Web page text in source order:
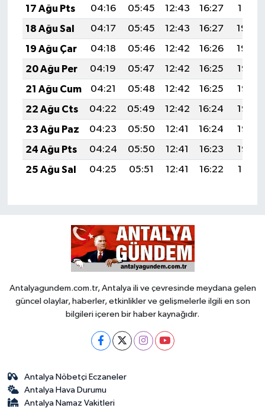
17 Ağu Pts
04:16 05:45 12:43 16:27
19:31
18 Ağu Sal
04:17 05:45 12:43 16:27
19:30
19 Ağu Çar
04:18 05:46 12:42 16:26
19:29
20 Ağu Per
04:19 05:47 12:42 16:25
19:27
21 Ağu Cum
04:21 05:48 12:42 16:25
19:26
22 Ağu Cts
04:22 05:49 12:42 16:24
19:25
23 Ağu Paz
04:23 05:50 12:41 16:24
19:23
24 Ağu Pts
04:24 05:50 12:41 16:23
19:22
25 Ağu Sal
04:25 05:51 12:41 16:22 19:21
Antalyagundem.com.tr, Antalya ili ve çevresinde meydana gelen
güncel olaylar, haberler, etkinlikler ve gelişmelerle ilgili en son
bilgileri içeren bir haber kaynağıdır.
Antalya Nöbetçi Eczaneler
Antalya Hava Durumu
Antalya Namaz Vakitleri